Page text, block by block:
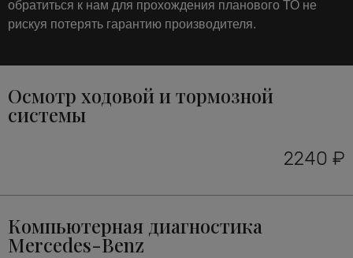
обратиться к нам для прохождения планового ТО не
рискуя потерять гарантию производителя.
Осмотр ходовой и тормозной
системы
2240 ₽
Компьютерная диагностика
Mercedes-Benz